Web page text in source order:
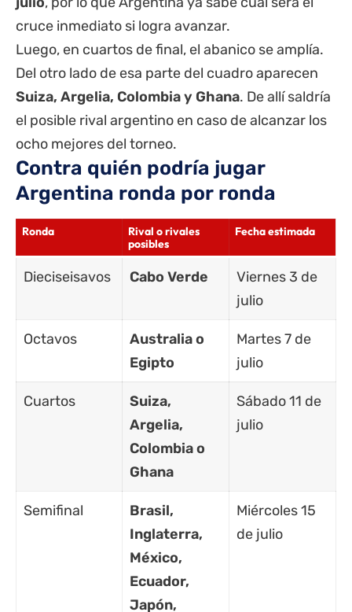
cruce inmediato si logra avanzar.
Luego, en cuartos de final, el abanico se amplía.
Del otro lado de esa parte del cuadro aparecen
Suiza, Argelia, Colombia y Ghana. De allí saldría
el posible rival argentino en caso de alcanzar los
ocho mejores del torneo.
Contra quién podría jugar
Argentina ronda por ronda
Ronda
Rival o rivales
posibles
Fecha estimada
Dieciseisavos Cabo Verde
Viernes 3 de
julio
Octavos
Australia o
Egipto
Martes 7 de
julio
Cuartos
Suiza,
Argelia,
Colombia o
Ghana
Sábado 11 de
julio
Semifinal
Brasil,
Inglaterra,
México,
Ecuador,
Japón,
Miércoles 15
de julio